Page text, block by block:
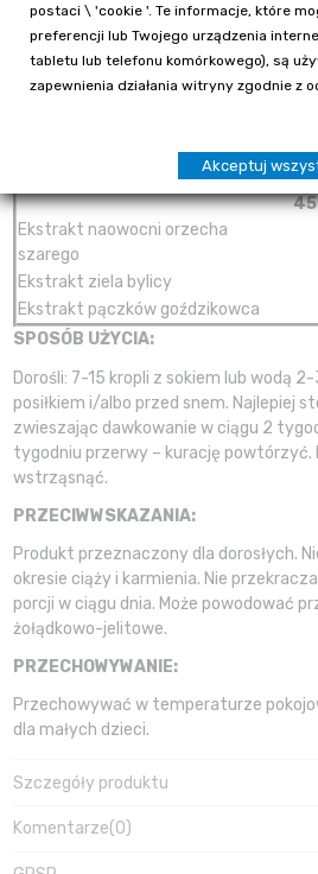
Woda oczyszczona, ekstrakt naowocni
cinerera PericarpiumDER 1:5), ekstrakt
Artemisia absintum Herba DER 1:5);
Syzygium aromaticum GemmaDER
45
Ekstrakt naowocni orzecha
szarego
Ekstrakt ziela bylicy
Ekstrakt pączków goździkowca
SPOSÓB UŻYCIA:
Dorośli: 7-15 kropli z sokiem lub wodą
posiłkiem i/albo przed snem. Najlepiej
zwieszając dawkowanie w ciągu 2
tygodniu przerwy – kurację powtórzyć.
wstrząsnąć.
PRZECIWWSKAZANIA:
Produkt przeznaczony dla dorosłych.
okresie ciąży i karmienia. Nie
porcji w ciągu dnia. Może powodować
żołądkowo-jelitowe.
PRZECHOWYWANIE:
Przechowywać w temperaturze
dla małych dzieci.
Szczegóły produktu
Komentarze(0)
postaci \ 'cookie '. Te informacje, które
preferencji lub Twojego urządzenia
tabletu lub telefonu komórkowego), są
zapewnienia działania witryny zgodnie z
Akceptuj